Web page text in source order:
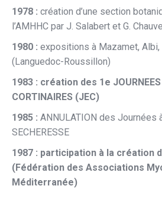
1978 : création d’une section
l’AMHHC par J. Salabert et G.
1980 : expositions à Mazamet, Albi,
(Languedoc-Roussillon)
1983 : création des 1e JOURNEES
CORTINAIRES (JEC)
1985 : ANNULATION des Journées
SECHERESSE
1987 : participation à la création
(Fédération des Associations
Méditerranée)